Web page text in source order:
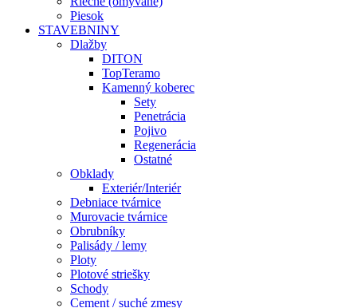
Piesok
STAVEBNINY
Dlažby
DITON
TopTeramo
Kamenný koberec
Sety
Penetrácia
Pojivo
Regenerácia
Ostatné
Obklady
Exteriér/Interiér
Debniace tvárnice
Murovacie tvárnice
Obrubníky
Palisády / lemy
Ploty
Plotové striešky
Schody
Cement / suché zmesy